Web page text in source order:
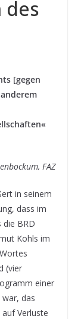
des
[gegen
FAZ
in seinem
dass im
die BRD
Kohls im
(vier
einer
das
Verluste